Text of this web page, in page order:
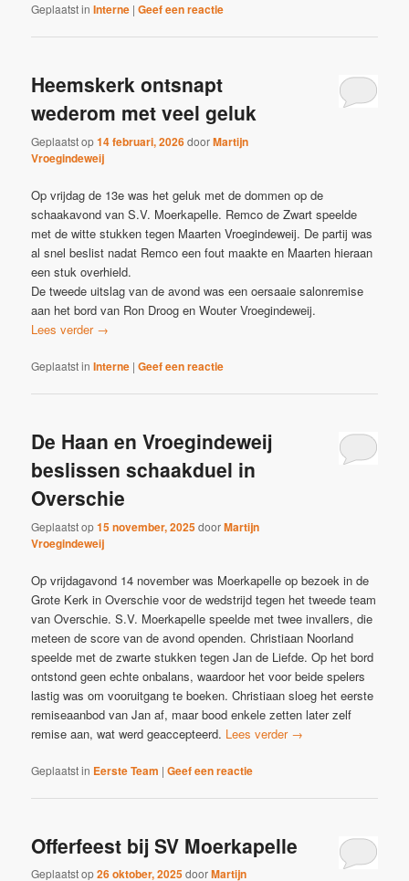
Geplaatst in Interne |Geef een reactie
Heemskerk ontsnapt
wederom met veel geluk
Geplaatst op14 februari, 2026doorMartijn
Vroegindeweij
Op vrijdag de 13e was het geluk met de dommen op de
schaakavond van S.V. Moerkapelle. Remco de Zwart speelde
met de witte stukken tegen Maarten Vroegindeweij. De partij was
al snel beslist nadat Remco een fout maakte en Maarten hieraan
een stuk overhield.
De tweede uitslag van de avond was een oersaaie salonremise
aan het bord van Ron Droog en Wouter Vroegindeweij.
Lees verder →
Geplaatst in Interne |Geef een reactie
De Haan en Vroegindeweij
beslissen schaakduel in
Overschie
Geplaatst op15 november, 2025doorMartijn
Vroegindeweij
Op vrijdagavond 14 november was Moerkapelle op bezoek in de
Grote Kerk in Overschie voor de wedstrijd tegen het tweede team
van Overschie. S.V. Moerkapelle speelde met twee invallers, die
meteen de score van de avond openden. Christiaan Noorland
speelde met de zwarte stukken tegen Jan de Liefde. Op het bord
ontstond geen echte onbalans, waardoor het voor beide spelers
lastig was om vooruitgang te boeken. Christiaan sloeg het eerste
remiseaanbod van Jan af, maar bood enkele zetten later zelf
remise aan, wat werd geaccepteerd. Lees verder →
Geplaatst in Eerste Team |Geef een reactie
Offerfeest bij SV Moerkapelle
Geplaatst op26 oktober, 2025doorMartijn